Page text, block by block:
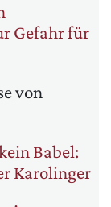
Gefahr für
von
Babel:
Karolinger